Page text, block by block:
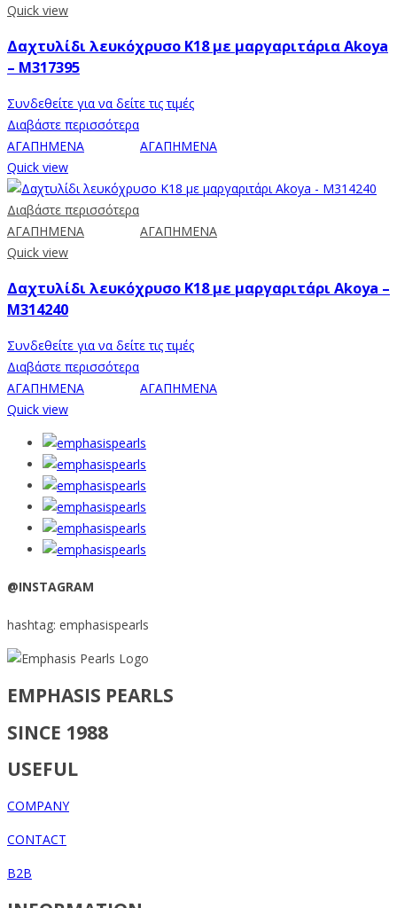
Quick view
Δαχτυλίδι λευκόχρυσο Κ18 με μαργαριτάρια Akoya
– M317395
Συνδεθείτε για να δείτε τις τιμές
Διαβάστε περισσότερα
ΑΓΑΠΗΜΕΝΑ
ΑΓΑΠΗΜΕΝΑ
Quick view
Διαβάστε περισσότερα
ΑΓΑΠΗΜΕΝΑ
ΑΓΑΠΗΜΕΝΑ
Quick view
Δαχτυλίδι λευκόχρυσο Κ18 με μαργαριτάρι Akoya –
M314240
Συνδεθείτε για να δείτε τις τιμές
Διαβάστε περισσότερα
ΑΓΑΠΗΜΕΝΑ
ΑΓΑΠΗΜΕΝΑ
Quick view
@INSTAGRAM
hashtag: emphasispearls
EMPHASIS PEARLS
SINCE 1988
USEFUL
COMPANY
CONTACT
B2B